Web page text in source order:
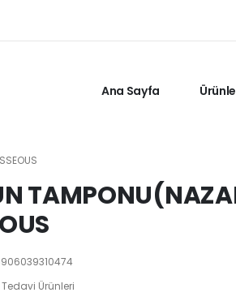
Ana Sayfa
Tedavi Ürünleri